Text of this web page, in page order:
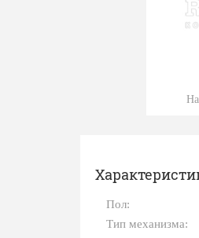
Пол:
Тип механизма: